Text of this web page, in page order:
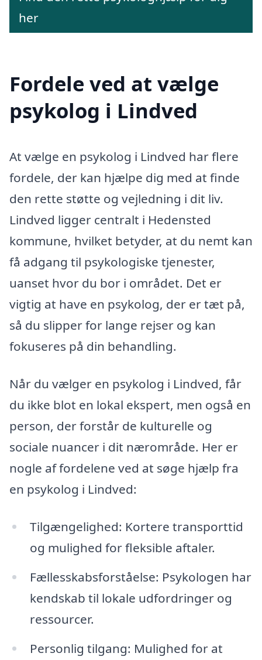
her
Fordele ved at vælge
psykolog i Lindved
At vælge en psykolog i Lindved har flere
fordele, der kan hjælpe dig med at finde
den rette støtte og vejledning i dit liv.
Lindved ligger centralt i Hedensted
kommune, hvilket betyder, at du nemt kan
få adgang til psykologiske tjenester,
uanset hvor du bor i området. Det er
vigtig at have en psykolog, der er tæt på,
så du slipper for lange rejser og kan
fokuseres på din behandling.
Når du vælger en psykolog i Lindved, får
du ikke blot en lokal ekspert, men også en
person, der forstår de kulturelle og
sociale nuancer i dit nærområde. Her er
nogle af fordelene ved at søge hjælp fra
en psykolog i Lindved:
Tilgængelighed: Kortere transporttid
og mulighed for fleksible aftaler.
Fællesskabsforståelse: Psykologen har
kendskab til lokale udfordringer og
ressourcer.
Personlig tilgang: Mulighed for at